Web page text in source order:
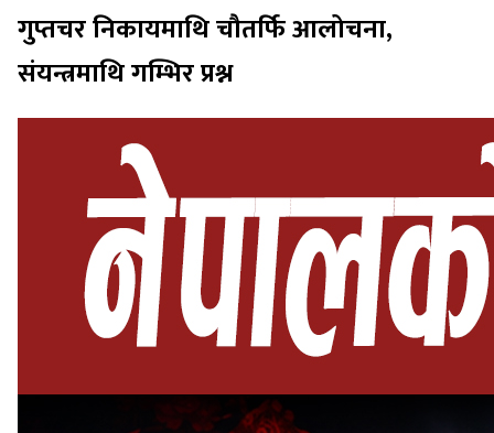
गुप्तचर निकायमाथि चौतर्फि आलोचना,
संयन्त्रमाथि गम्भिर प्रश्न